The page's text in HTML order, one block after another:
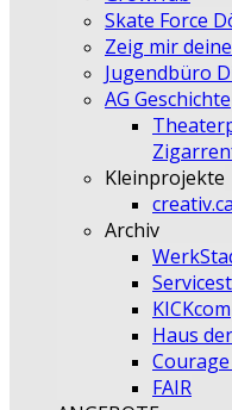
Skate Force
Zeig mir
Jugendbüro
AG Geschichte
Kleinprojekte
Archiv
KICKcom
Haus
FAIR